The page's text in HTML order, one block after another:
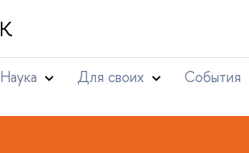
Наука Для своих
События